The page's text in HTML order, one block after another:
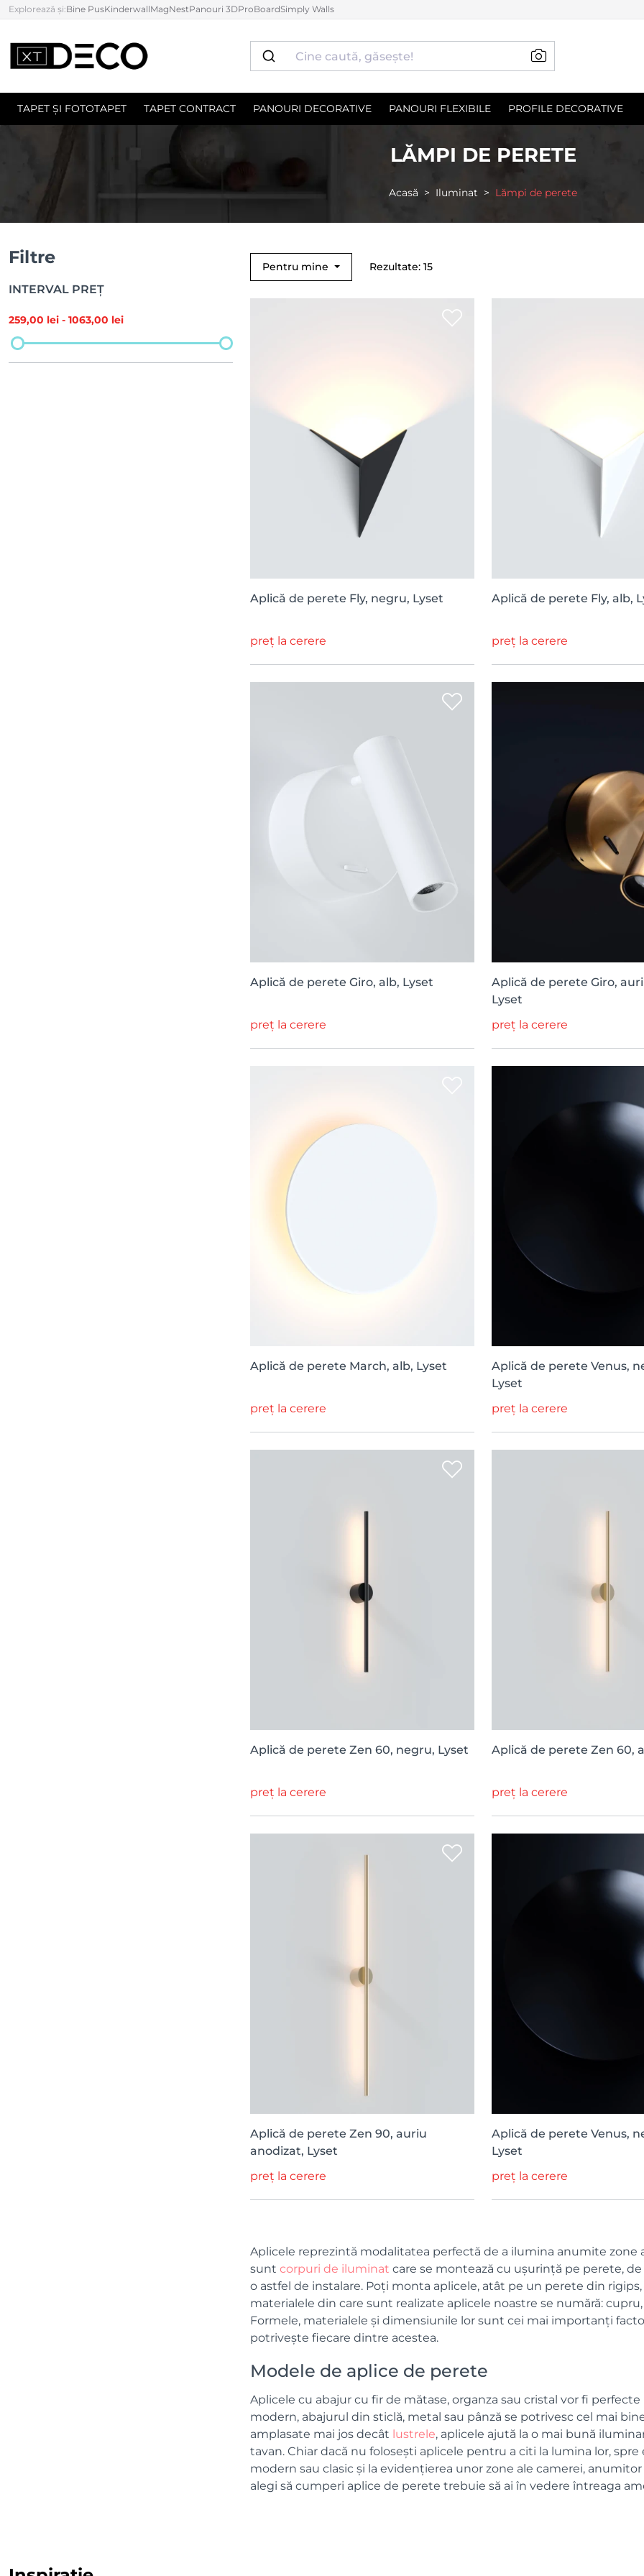
Explorează și:Bine PusKinderwallMagNestPanouri 3DProBoardSimply Walls
TAPET ȘI FOTOTAPET TAPET CONTRACT PANOURI DECORATIVE PANOURI FLEXIBILE PROFILE DECORATIVE
LĂMPI DE PERETE
Acasă Iluminat Lămpi de perete
Filtre
INTERVAL PREȚ
259,00 lei - 1063,00 lei
Pentru mine Rezultate: 15
Aplică de perete Fly, negru, Lyset
preț la cerere
Aplică de perete Fly, alb,
preț la cerere
Aplică de perete Giro, alb, Lyset
preț la cerere
Aplică de perete Giro,
Lyset
preț la cerere
Aplică de perete March, alb, Lyset
preț la cerere
Aplică de perete Venus,
Lyset
preț la cerere
Aplică de perete Zen 60, negru, Lyset
preț la cerere
Aplică de perete Zen 60,
preț la cerere
Aplică de perete Zen 90, auriu
anodizat, Lyset
preț la cerere
Aplică de perete Venus,
Lyset
preț la cerere
Aplicele reprezintă modalitatea perfectă de a ilumina anumite zone
sunt corpuri de iluminat care se montează cu ușurință pe perete,
o astfel de instalare. Poți monta aplicele, atât pe un perete din
materialele din care sunt realizate aplicele noastre se numără:
Formele, materialele și dimensiunile lor sunt cei mai importanți
potrivește fiecare dintre acestea.
Modele de aplice de perete
Aplicele cu abajur cu fir de mătase, organza sau cristal vor fi
modern, abajurul din sticlă, metal sau pânză se potrivesc cel mai
amplasate mai jos decât lustrele, aplicele ajută la o mai bună
tavan. Chiar dacă nu folosești aplicele pentru a citi la lumina lor,
modern sau clasic și la evidențierea unor zone ale camerei,
alegi să cumperi aplice de perete trebuie să ai în vedere întreaga